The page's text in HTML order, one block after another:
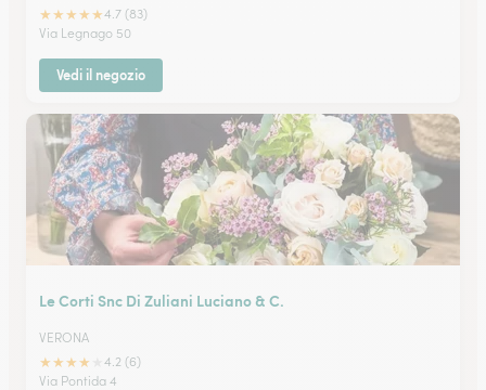
★★★★★4.7 (83)
Via Legnago 50
Vedi il negozio
Le Corti Snc Di Zuliani Luciano & C.
VERONA
★★★★
4.2 (6)
Via Pontida 4